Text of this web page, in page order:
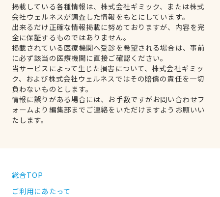
掲載している各種情報は、株式会社ギミック、または株式
会社ウェルネスが調査した情報をもとにしています。
出来るだけ正確な情報掲載に努めておりますが、内容を完
全に保証するものではありません。
掲載されている医療機関へ受診を希望される場合は、事前
に必ず該当の医療機関に直接ご確認ください。
当サービスによって生じた損害について、株式会社ギミッ
ク、および株式会社ウェルネスではその賠償の責任を一切
負わないものとします。
情報に誤りがある場合には、お手数ですがお問い合わせフ
ォームより編集部までご連絡をいただけますようお願いい
たします。
総合TOP
ご利用にあたって